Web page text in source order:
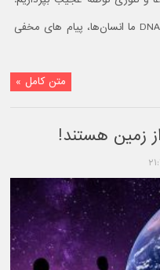
برخی از نظریه پردازان توطئه معتقدند در DNA ما انسان‌ها، پیام های مخفی
متن کامل »
زمین هستند!